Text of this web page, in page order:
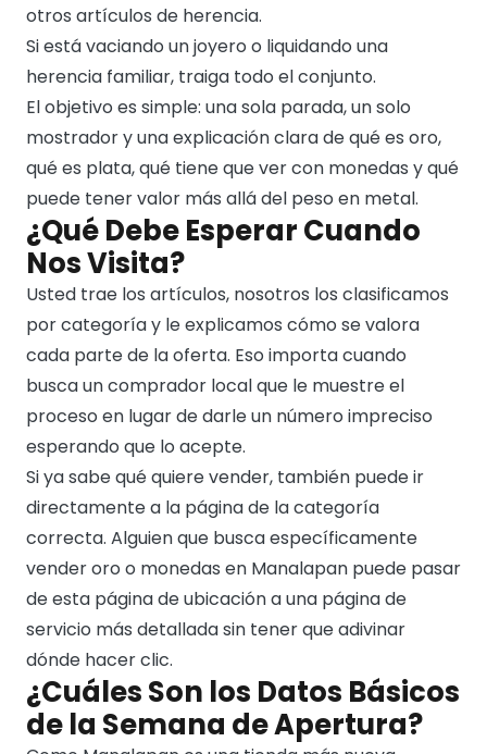
otros artículos de herencia.
Si está vaciando un joyero o liquidando una
herencia familiar, traiga todo el conjunto.
El objetivo es simple: una sola parada, un solo
mostrador y una explicación clara de qué es oro,
qué es plata, qué tiene que ver con monedas y qué
puede tener valor más allá del peso en metal.
¿Qué Debe Esperar Cuando
Nos Visita?
Usted trae los artículos, nosotros los clasificamos
por categoría y le explicamos cómo se valora
cada parte de la oferta. Eso importa cuando
busca un comprador local que le muestre el
proceso en lugar de darle un número impreciso
esperando que lo acepte.
Si ya sabe qué quiere vender, también puede ir
directamente a la página de la categoría
correcta. Alguien que busca específicamente
vender oro o monedas en Manalapan puede pasar
de esta página de ubicación a una página de
servicio más detallada sin tener que adivinar
dónde hacer clic.
¿Cuáles Son los Datos Básicos
de la Semana de Apertura?